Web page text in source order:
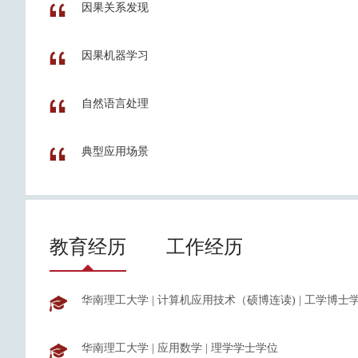
因果关系发现
因果机器学习
​自然语言处理
​典型应用场景
教育经历 工作经历
华南理工大学 计算机应用技术（硕博连读) 工学博士
华南理工大学 应用数学 理学学士学位